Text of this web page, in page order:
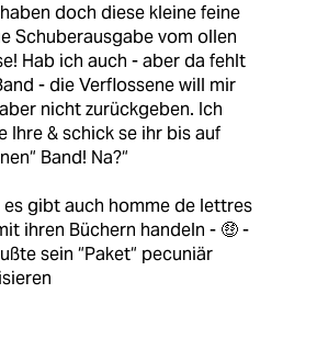
doch diese kleine feine
Schuberausgabe vom ollen
Hab ich auch - aber da fehlt
- die Verflossene will mir
nicht zurückgeben. Ich
Ihre & schick se ihr bis auf
Band! Na?“
es gibt auch homme de lettres
ihren Büchern handeln - 🤑 -
sein “Paket“ pecuniär